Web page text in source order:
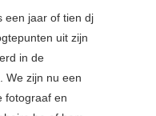
een jaar of tien dj
uit zijn
in de
We zijn nu een
fotograaf en